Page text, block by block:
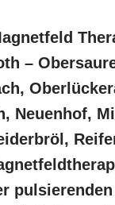
–
Neuenhof,
pulsierenden